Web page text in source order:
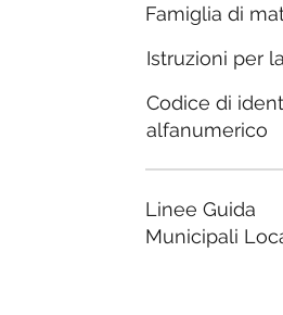
Famiglia di
Istruzioni per
Codice di
alfanumerico
Linee Guida
Municipali